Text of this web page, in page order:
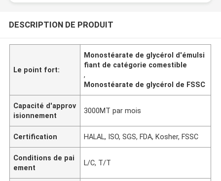
DESCRIPTION DE PRODUIT
Le point fort:
Monostéarate de glycérol d'émulsi
fiant de catégorie comestible
,
Monostéarate de glycérol de FSSC
Capacité d'approv
isionnement
3000MT par mois
Certification HALAL, ISO, SGS, FDA, Kosher, FSSC
Conditions de pai
ement
L/C, T/T